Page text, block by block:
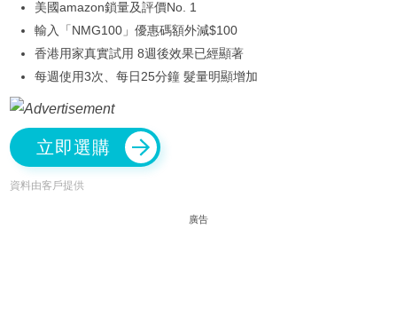
美國amazon鎖量及評價No. 1
輸入「NMG100」優惠碼額外減$100
香港用家真實試用 8週後效果已經顯著
每週使用3次、每日25分鐘 髮量明顯增加
立即選購
資料由客戶提供
廣告